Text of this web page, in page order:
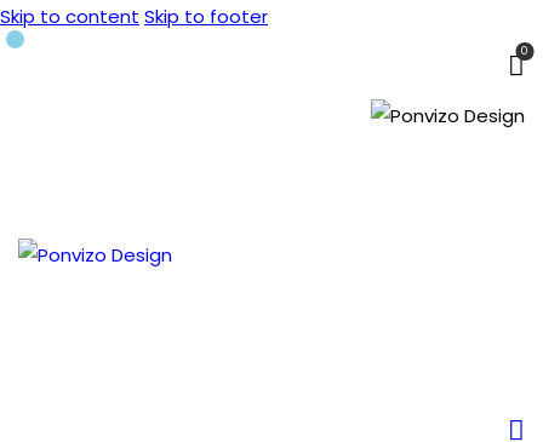
Skip to content Skip to footer
0